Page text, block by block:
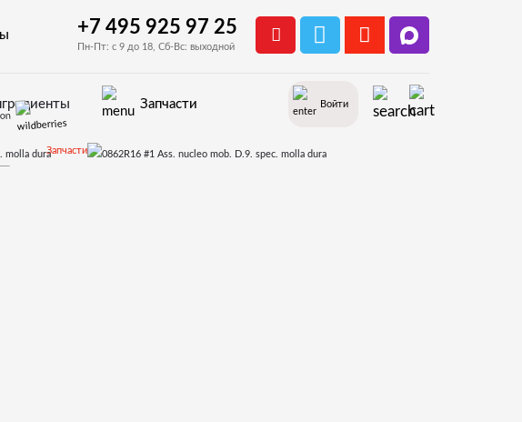
+7 495 925 97 25
Пн-Пт: с 9 до 18, Сб-Вс: выходной
Запчасти Войти
Запчасти